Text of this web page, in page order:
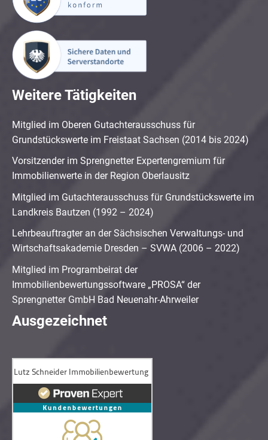
Weitere Tätigkeiten
Mitglied im Oberen Gutachterausschuss für
Grundstückswerte im Freistaat Sachsen (2014 bis 2024)
Vorsitzender im Sprengnetter Expertengremium für
Immobilienwerte in der Region Oberlausitz
Mitglied im Gutachterausschuss für Grundstückswerte im
Landkreis Bautzen (1992 – 2024)
Lehrbeauftragter an der Sächsischen Verwaltungs- und
Wirtschaftsakademie Dresden – SVWA (2006 – 2022)
Mitglied im Programbeirat der
Immobilienbewertungssoftware „PROSA“ der
Sprengnetter GmbH Bad Neuenahr-Ahrweiler
Ausgezeichnet